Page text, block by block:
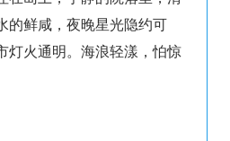
的鲜咸，夜晚星光隐约可
灯火通明。海浪轻漾，怕惊